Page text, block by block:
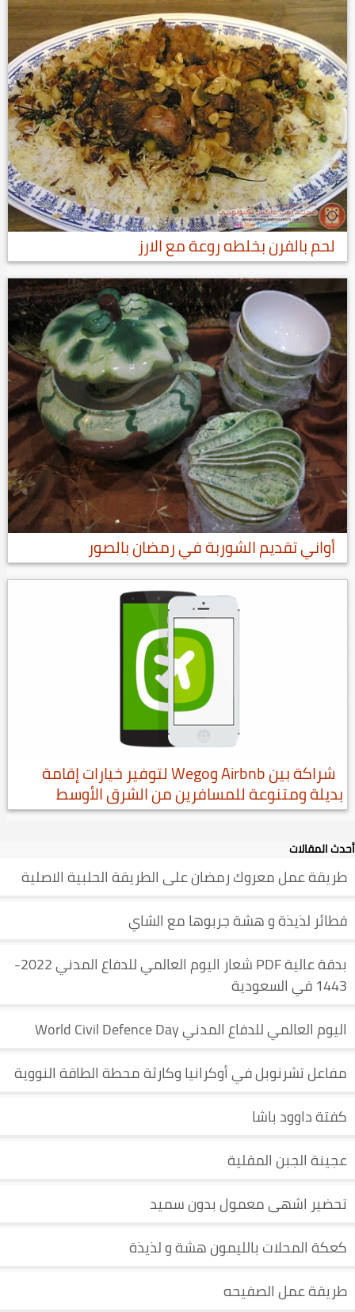
لحم بالفرن بخلطه روعة مع الارز
أواني تقديم الشوربة في رمضان بالصور
شراكة بين Airbnb وWego لتوفير خيارات إقامة
بديلة ومتنوعة للمسافرين من الشرق الأوسط
أحدث المقالات
طريقة عمل معروك رمضان على الطريقة الحلبية الاصلية
فطائر لذيذة و هشة جربوها مع الشاي
بدقة عالية PDF شعار اليوم العالمي للدفاع المدني 2022-
1443 في السعودية
اليوم العالمي للدفاع المدني World Civil Defence Day
مفاعل تشرنوبل في أوكرانيا وكارثة محطة الطاقة النووية
كفتة داوود باشا
عجينة الجبن المقلية
تحضير اشهى معمول بدون سميد
كعكة المحلات بالليمون هشة و لذيذة
طريقة عمل الصفيحه